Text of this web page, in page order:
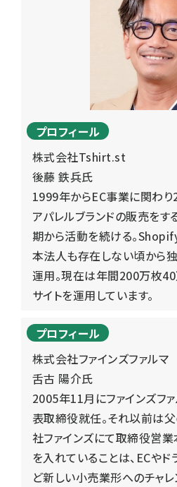
プロフィール
株式会社Tshirt.st
後藤 鉄兵氏
1999年からEC事業に関わ
アパレルブランドの販売をす
期から活動を続ける。
本法人も存在しない頃から
運用。現在は年間200万枚
サイトを運用しています。
プロフィール
株式会社ファインズファルマ
舌古 陽介氏
2005年11月にファインズフ
表取締役就任。それ以前は
社ファインズにて取締役営
を入れていることは、ECや
ど新しい小売業形へのチャ